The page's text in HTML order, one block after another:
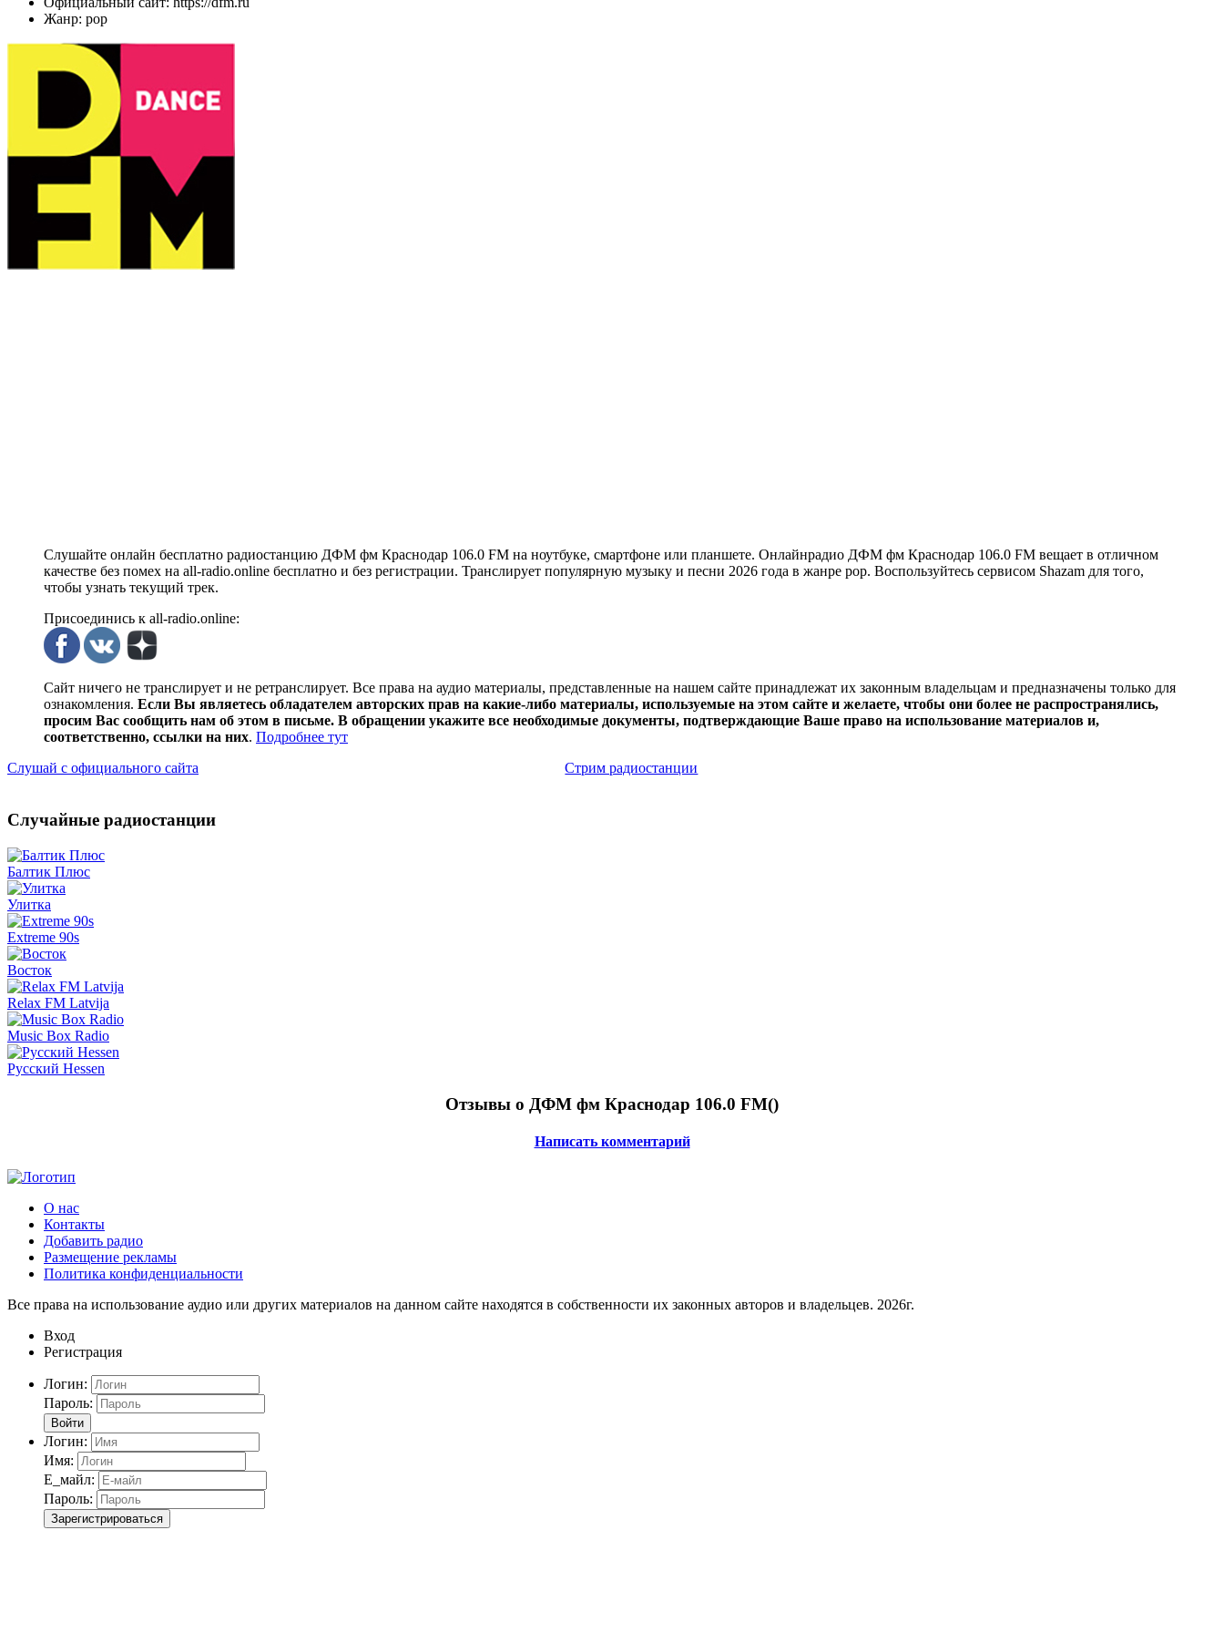
Жанр: pop
Слушайте онлайн бесплатно радиостанцию ДФМ фм Краснодар 106.0 FM на ноутбуке, смартфоне или планшете. Онлайнрадио ДФМ фм Краснодар 106.0 FM вещает в отличном
качестве без помех на all-radio.online бесплатно и без регистрации. Транслирует популярную музыку и песни 2026 года в жанре pop. Воспользуйтесь сервисом Shazam для того,
чтобы узнать текущий трек.
Присоединись к all-radio.online:
Сайт ничего не транслирует и не ретранслирует. Все права на аудио материалы, представленные на нашем сайте принадлежат их законным владельцам и предназначены только для
ознакомления. Если Вы являетесь обладателем авторских прав на какие-либо материалы, используемые на этом сайте и желаете, чтобы они более не распространялись,
просим Вас сообщить нам об этом в письме. В обращении укажите все необходимые документы, подтверждающие Ваше право на использование материалов и,
соответственно, ссылки на них. Подробнее тут
Слушай с официального сайта
Стрим радиостанции
Случайные радиостанции
Балтик Плюс
Улитка
Extreme 90s
Восток
Relax FM Latvija
Music Box Radio
Русский Hessen
Отзывы о ДФМ фм Краснодар 106.0 FM()
Написать комментарий
О нас
Контакты
Добавить радио
Размещение рекламы
Политика конфиденциальности
Все права на использование аудио или других материалов на данном сайте находятся в собственности их законных авторов и владельцев. 2026г.
Вход
Регистрация
Логин:
Пароль:
Войти
Логин:
Имя:
Е_майл:
Пароль:
Зарегистрироваться